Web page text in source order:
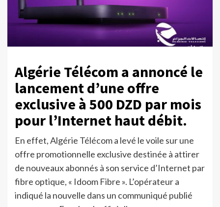
Algérie Télécom a annoncé le
lancement d’une offre
exclusive à 500 DZD par mois
pour l’Internet haut débit.
En effet, Algérie Télécom a levé le voile sur une
offre promotionnelle exclusive destinée à attirer
de nouveaux abonnés à son service d’Internet par
fibre optique, « Idoom Fibre ». L’opérateur a
indiqué la nouvelle dans un communiqué publié